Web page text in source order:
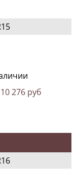
10 276 руб